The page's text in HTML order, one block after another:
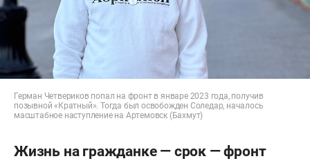
Герман Четвериков попал на фронт в январе 2023 года, получив
позывной «Кратный». Тогда был освобожден Соледар, началось
масштабное наступление на Артемовск (Бахмут)
Жизнь на гражданке — срок — фронт